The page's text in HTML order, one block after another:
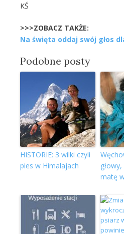
KŚ
>>>ZOBACZ TAKŻE:
Na święta oddaj swój głos
Podobne posty
HISTORIE: 3 wilki czyli
pies w Himalajach
matę